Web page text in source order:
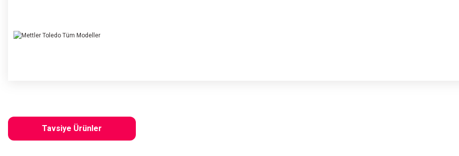
Ürün resmi kalitesiz, bozuk veya görüntülenemiyor.
Tavsiye Ürünler